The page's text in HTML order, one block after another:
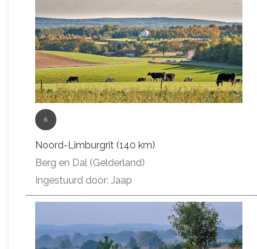
6
Noord-Limburgrit (140 km)
Berg en Dal (Gelderland)
Ingestuurd door: Jaap